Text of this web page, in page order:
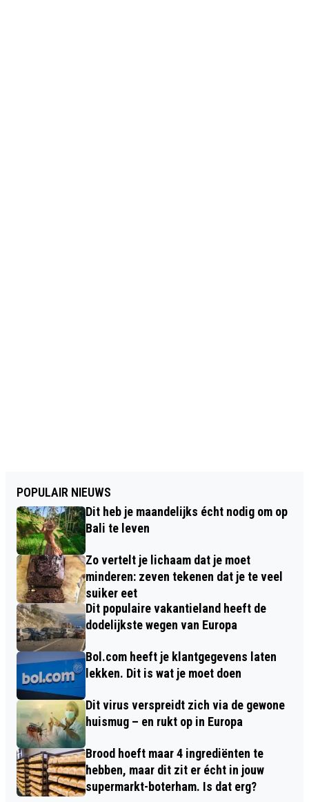
POPULAIR NIEUWS
Dit heb je maandelijks écht nodig om op
Bali te leven
Zo vertelt je lichaam dat je moet
minderen: zeven tekenen dat je te veel
suiker eet
Dit populaire vakantieland heeft de
dodelijkste wegen van Europa
Bol.com heeft je klantgegevens laten
lekken. Dit is wat je moet doen
Dit virus verspreidt zich via de gewone
huismug – en rukt op in Europa
Brood hoeft maar 4 ingrediënten te
hebben, maar dit zit er écht in jouw
supermarkt-boterham. Is dat erg?